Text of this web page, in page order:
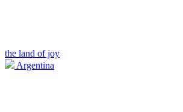
the land of joy
Argentina